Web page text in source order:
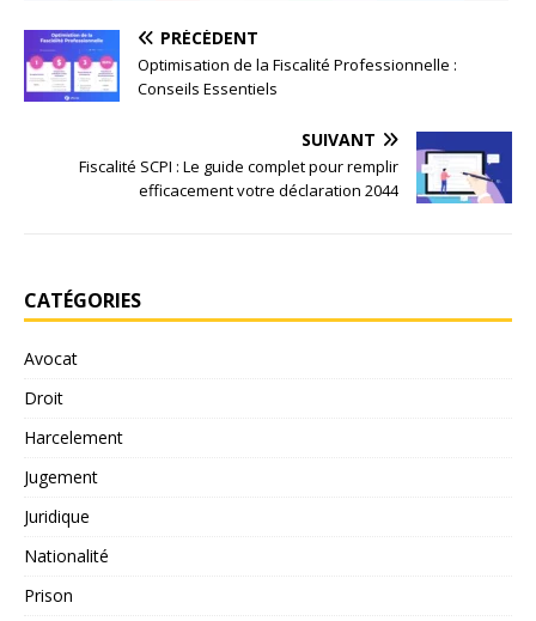
PRÉCÉDENT
Optimisation de la Fiscalité Professionnelle :
Conseils Essentiels
SUIVANT
Fiscalité SCPI : Le guide complet pour remplir
efficacement votre déclaration 2044
CATÉGORIES
Avocat
Droit
Harcelement
Jugement
Juridique
Nationalité
Prison